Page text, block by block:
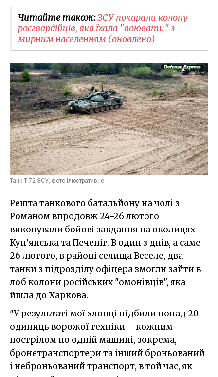
Читайте також:ЗСУ покарали колону
росгвардійців, яка їхала "воювати" з
мирним населенням (оновлено)
Танк Т-72 ЗСУ, фото ілюстративне
Решта танкового батальйону на чолі з
Романом впродовж 24-26 лютого
виконували бойові завдання на околицях
Куп’янська та Печеніг. В один з днів, а саме
26 лютого, в районі селища Веселе, два
танки з підрозділу офіцера змогли зайти в
лоб колони російських "омонівців", яка
йшла до Харкова.
"У результаті мої хлопці підбили понад 20
одиниць ворожої техніки – кожним
пострілом по одній машині, зокрема,
бронетранспортери та інший броньований
і неброньований транспорт, в той час, як